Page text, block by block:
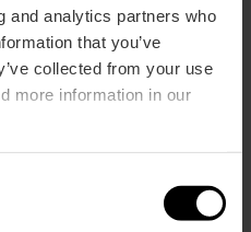
and analytics partners who
that you’ve
collected from your use
more information in our